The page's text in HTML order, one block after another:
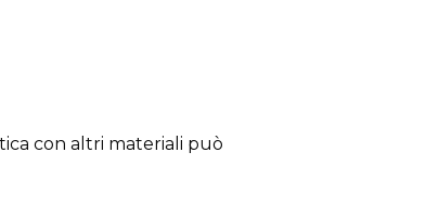
con altri materiali può